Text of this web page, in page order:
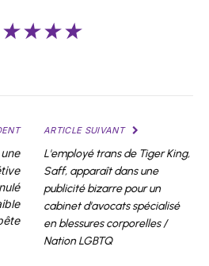
ARTICLE SUIVANT
L'employé trans de Tiger King,
Saff, apparaît dans une
publicité bizarre pour un
cabinet d'avocats spécialisé
en blessures corporelles /
Nation LGBTQ